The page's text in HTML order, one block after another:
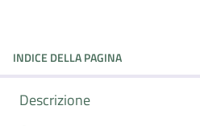
INDICE DELLA PAGINA
Descrizione